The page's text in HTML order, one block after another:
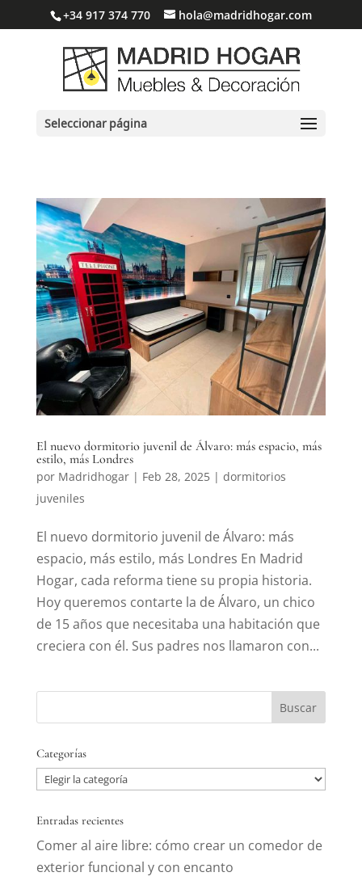
+34 917 374 770 hola@madridhogar.com
Seleccionar página
El nuevo dormitorio juvenil de Álvaro: más espacio, más
estilo, más Londres
por Madridhogar| Feb 28, 2025| dormitorios
juveniles
El nuevo dormitorio juvenil de Álvaro: más
espacio, más estilo, más Londres En Madrid
Hogar, cada reforma tiene su propia historia.
Hoy queremos contarte la de Álvaro, un chico
de 15 años que necesitaba una habitación que
creciera con él. Sus padres nos llamaron con...
Categorías
Categorías
Entradas recientes
Comer al aire libre: cómo crear un comedor de
exterior funcional y con encanto